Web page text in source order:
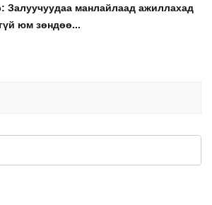
Залуучуудаа манлайлаад ажиллахад
юм зөндөө...